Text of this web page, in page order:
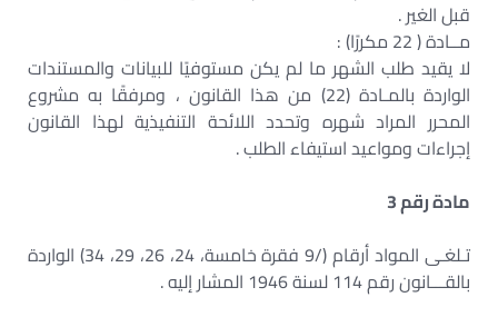
قبل الغير .
مــادة ( 22 مكررًا) :
لا يقيد طلب الشهر ما لم يكن مستوفيًا للبيانات والمستندات
الواردة بالمـادة (22) من هذا القانون ، ومرفقًا به مشروع
المحرر المراد شهره وتحدد اللائحة التنفيذية لهذا القانون
إجراءات ومواعيد استيفاء الطلب .
مادة رقم 3
تـلغـى المواد أرقام (/9 فقرة خامسة، 24، 26، 29، 34) الواردة
بالقـــانون رقم 114 لسنة 1946 المشار إليه .